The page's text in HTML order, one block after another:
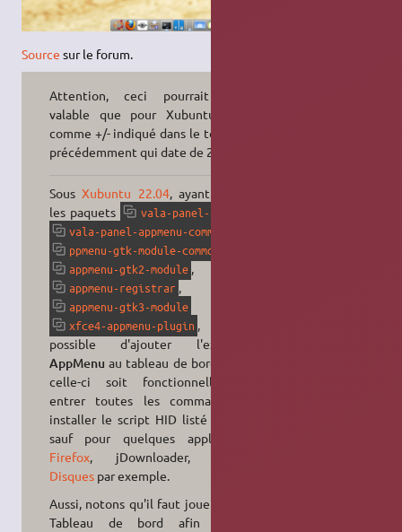
Source sur le forum.
Attention, ceci pourrait n'être
valable que pour Xubuntu
comme +/- indiqué dans le topic cité
précédemment qui date de 2018.
SousXubuntu 22.04, ayant installé
les paquets
vala-panel-appmenu
vala-panel-appmenu-common
ppmenu-gtk-module-common
appmenu-gtk2-module ,
appmenu-registrar ,
appmenu-gtk3-module
xfce4-appmenu-plugin , il est
possible d'ajouter l'extension
AppMenu au tableau de bord et que
celle-ci soit fonctionnelle sans
entrer toutes les commandes ni
installer le script HID listé ci-après,
sauf pour quelques applications:
Firefox, jDownloader,
Disquespar exemple.
Aussi, notons qu'il faut jouer avec le
Tableau de bord afin d'éviter